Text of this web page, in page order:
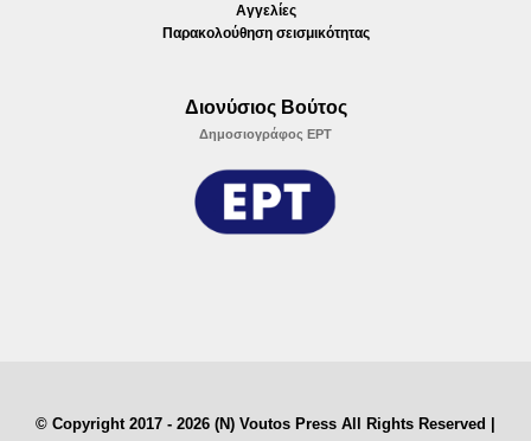
Αγγελίες
Παρακολούθηση σεισμικότητας
Διονύσιος Βούτος
Δημοσιογράφος ΕΡΤ
© Copyright 2017 - 2026 (N) Voutos Press All Rights Reserved |